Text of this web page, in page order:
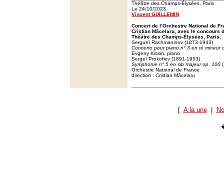
Théâtre des Champs-Élysées, Paris
Le 24/10/2023
Vincent GUILLEMIN
Concert de l’Orchestre National de
Cristian Măcelaru, avec le concours
Théâtre des Champs-Élysées, Paris.
Sergueï Rachmaninov (1873-1943)
Concerto pour piano n° 3 en ré mineur
Evgeny Kissin, piano
Sergeï Prokofiev (1891-1953)
Symphonie n° 5 en sib majeur op. 100
Orchestre National de France
direction : Cristian Măcelaru
[ A la une|